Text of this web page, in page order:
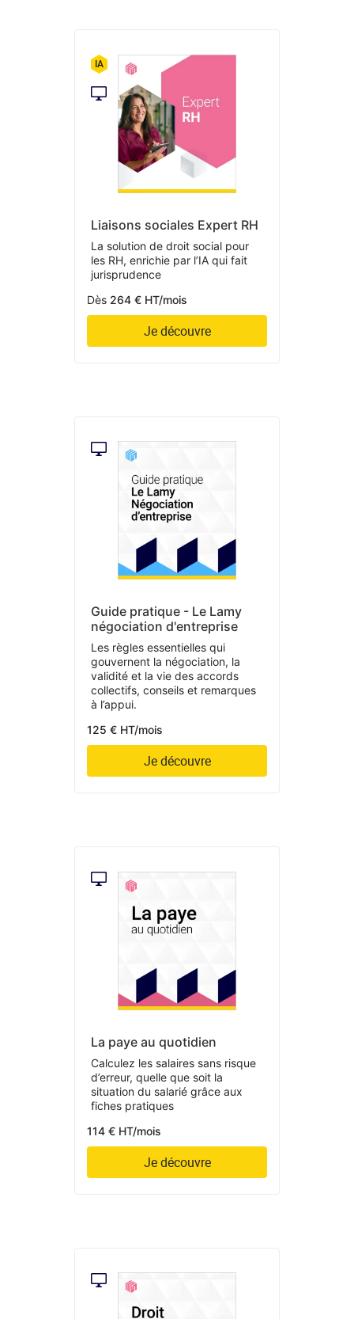
Liaisons sociales Expert RH
La solution de droit social pour
les RH, enrichie par l’IA qui fait
jurisprudence
Dès 264 € HT/mois
Je découvre
Guide pratique - Le Lamy
négociation d'entreprise
Les règles essentielles qui
gouvernent la négociation, la
validité et la vie des accords
collectifs, conseils et remarques
à l’appui.
125 € HT/mois
Je découvre
La paye au quotidien
Calculez les salaires sans risque
d’erreur, quelle que soit la
situation du salarié grâce aux
fiches pratiques
114 € HT/mois
Je découvre